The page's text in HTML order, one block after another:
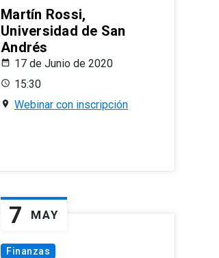
Martín Rossi,
Universidad de San
Andrés
17 de Junio de 2020
15:30
Webinar con inscripción
7 MAY
Finanzas